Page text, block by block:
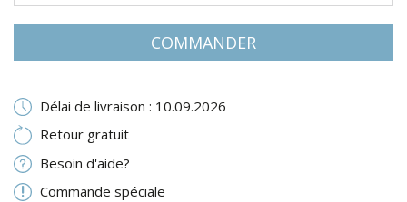
COMMANDER
Délai de livraison : 10.09.2026
Retour gratuit
Besoin d'aide?
Commande spéciale